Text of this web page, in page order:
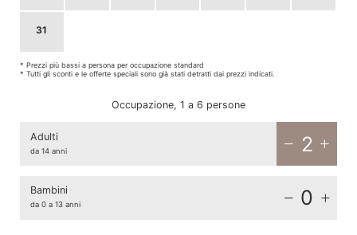
31
* Prezzi più bassi a persona per occupazione standard
* Tutti gli sconti e le offerte speciali sono già stati detratti dai prezzi indicati.
Occupazione, 1 a 6 persone
Adulti
da 14 anni 2
Bambini
da 0 a 13 anni 0